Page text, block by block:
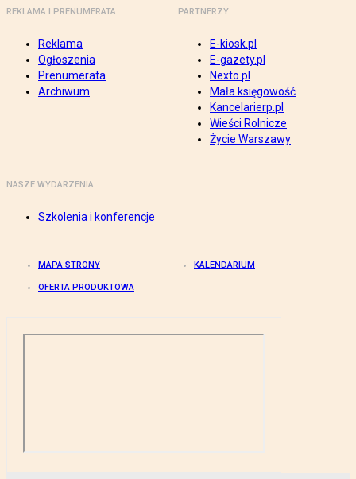
REKLAMA I PRENUMERATA
Reklama
Ogłoszenia
Prenumerata
Archiwum
PARTNERZY
E-kiosk.pl
E-gazety.pl
Nexto.pl
Mała księgowość
Kancelarierp.pl
Wieści Rolnicze
Życie Warszawy
NASZE WYDARZENIA
Szkolenia i konferencje
MAPA STRONY KALENDARIUM
OFERTA PRODUKTOWA